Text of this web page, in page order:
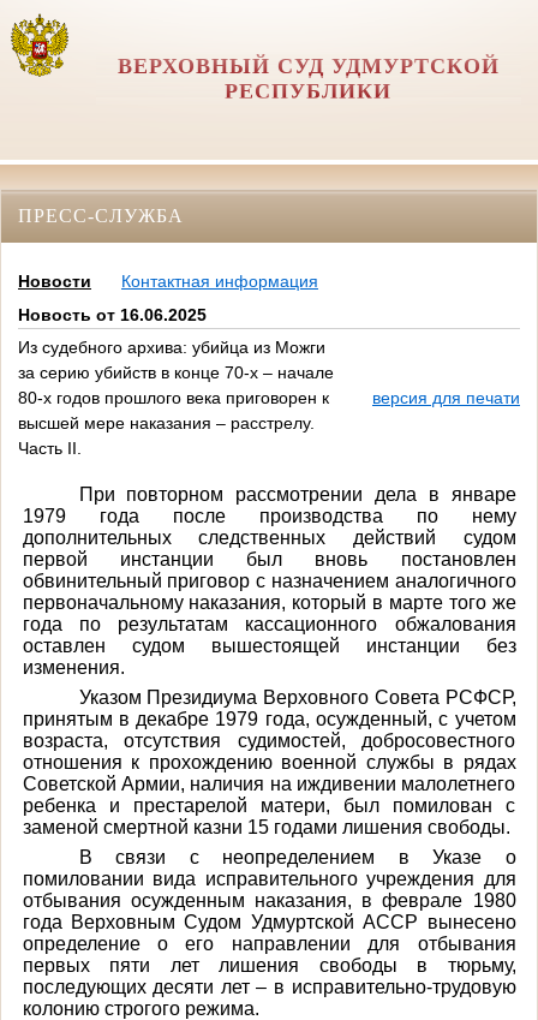
ВЕРХОВНЫЙ СУД УДМУРТСКОЙ
РЕСПУБЛИКИ
ПРЕСС-СЛУЖБА
Новости
Контактная информация
Новость от 16.06.2025
Из судебного архива: убийца из Можги
за серию убийств в конце 70-х – начале
80-х годов прошлого века приговорен к
высшей мере наказания – расстрелу.
Часть II.
версия для печати
При повторном рассмотрении дела в январе
1979 года после производства по нему
дополнительных следственных действий судом
первой инстанции был вновь постановлен
обвинительный приговор с назначением аналогичного
первоначальному наказания, который в марте того же
года по результатам кассационного обжалования
оставлен судом вышестоящей инстанции без
изменения.
Указом Президиума Верховного Совета РСФСР,
принятым в декабре 1979 года, осужденный, с учетом
возраста, отсутствия судимостей, добросовестного
отношения к прохождению военной службы в рядах
Советской Армии, наличия на иждивении малолетнего
ребенка и престарелой матери, был помилован с
заменой смертной казни 15 годами лишения свободы.
В связи с неопределением в Указе о
помиловании вида исправительного учреждения для
отбывания осужденным наказания, в феврале 1980
года Верховным Судом Удмуртской АССР вынесено
определение о его направлении для отбывания
первых пяти лет лишения свободы в тюрьму,
последующих десяти лет – в исправительно-трудовую
колонию строгого режима.